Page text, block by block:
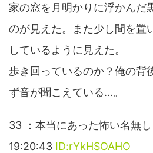
家の窓を月明かりに浮かんだ
のが見えた。また少し間を置
しているように見えた。
歩き回っているのか？俺の背
ず音が聞こえている…。
33 ：本当にあった怖い名無
19:20:43 ID:rYkHSOAHO